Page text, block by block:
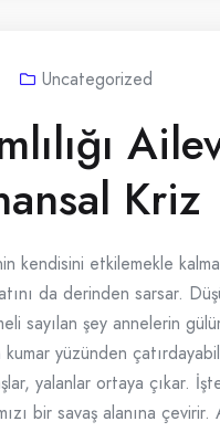
Uncategorized
Kriz
kendisini etkilemekle
da derinden sarsar.
sayılan şey annelerin
yüzünden
yalanlar ortaya çıkar.
bir savaş alanına